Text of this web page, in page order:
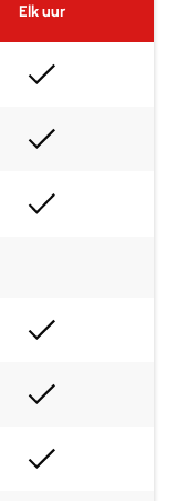
Elk uur